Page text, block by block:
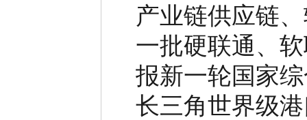
产业链供应链
一批硬联通、
报新一轮国家
长三角世界级